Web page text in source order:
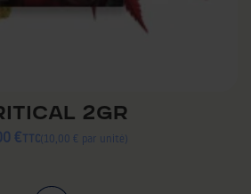
2GR
€ TTC 10,00 € par unité